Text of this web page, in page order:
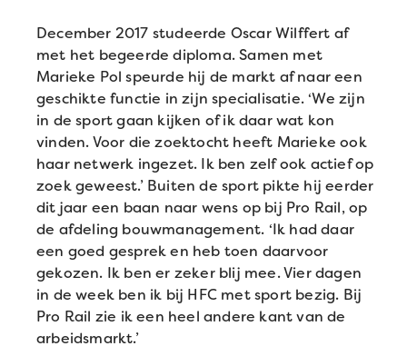
December 2017 studeerde Oscar Wilffert af
met het begeerde diploma. Samen met
Marieke Pol speurde hij de markt af naar een
geschikte functie in zijn specialisatie. ‘We zijn
in de sport gaan kijken of ik daar wat kon
vinden. Voor die zoektocht heeft Marieke ook
haar netwerk ingezet. Ik ben zelf ook actief op
zoek geweest.’ Buiten de sport pikte hij eerder
dit jaar een baan naar wens op bij Pro Rail, op
de afdeling bouwmanagement. ‘Ik had daar
een goed gesprek en heb toen daarvoor
gekozen. Ik ben er zeker blij mee. Vier dagen
in de week ben ik bij HFC met sport bezig. Bij
Pro Rail zie ik een heel andere kant van de
arbeidsmarkt.’